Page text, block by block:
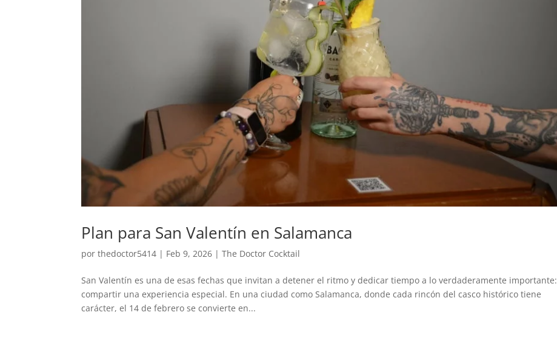
Plan para San Valentín en Salamanca
porthedoctor5414 | Feb 9, 2026 |The Doctor Cocktail
San Valentín es una de esas fechas que invitan a detener el ritmo y dedicar tiempo a lo verdaderamente importante:
compartir una experiencia especial. En una ciudad como Salamanca, donde cada rincón del casco histórico tiene
carácter, el 14 de febrero se convierte en...